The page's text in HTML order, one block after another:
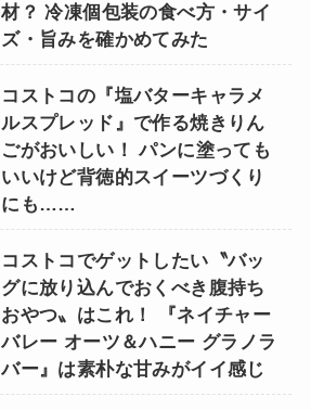
材？ 冷凍個包装の食べ方・サイ
ズ・旨みを確かめてみた
コストコの『塩バターキャラメ
ルスプレッド』で作る焼きりん
ごがおいしい！ パンに塗っても
いいけど背徳的スイーツづくり
にも……
コストコでゲットしたい〝バッ
グに放り込んでおくべき腹持ち
おやつ〟はこれ！ 『ネイチャー
バレー オーツ＆ハニー グラノラ
バー』は素朴な甘みがイイ感じ